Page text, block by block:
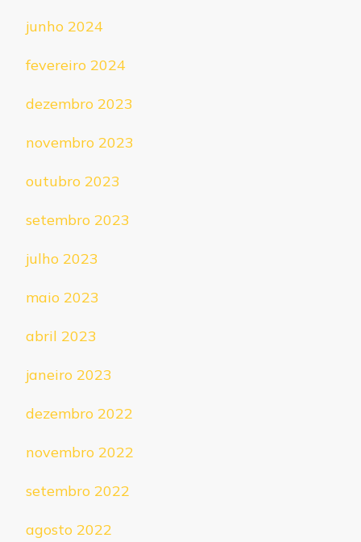
junho 2024
fevereiro 2024
dezembro 2023
novembro 2023
outubro 2023
setembro 2023
julho 2023
maio 2023
abril 2023
janeiro 2023
dezembro 2022
novembro 2022
setembro 2022
agosto 2022